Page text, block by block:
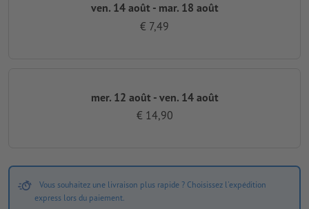
ven. 14 août - mar. 18 août
€ 7,49
mer. 12 août - ven. 14 août
€ 14,90
Vous souhaitez une livraison plus rapide ? Choisissez l'expédition
express lors du paiement.